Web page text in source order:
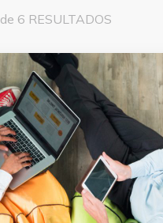
6 RESULTADOS